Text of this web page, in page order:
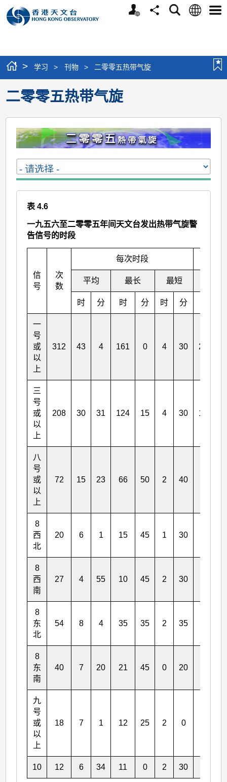
个
分
搜
语
选
> 学习 > 刊物 > 二零零五热带气旋
二零零五热带气旋
表 4.6
一九五六至二零零五年间天文台发出热带气旋警
告信号的时段
信
号
次
数
每次时段
平均 最长 最短
时 分 时 分 时 分
一
号
或
以
上
312 43 4 161 0 4 30 268
三
号
或
以
上
208 30 31 124 15 4 30 126
八
号
或
以
上
72 15 23 66 50 2 40
8
西
北
20 6 1 15 45 1 30
8
西
南
27 4 55 10 45 2 30
8
东
北
54 8 4 35 35 2 35
8
东
南
40 7 20 21 45 0 20
九
号
或
以
上
18 7 1 12 25 2 0
10 12 6 34 11 0 2 30